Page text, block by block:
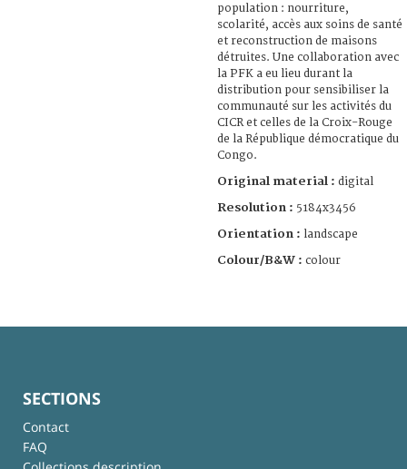
population : nourriture,
scolarité, accès aux soins de santé
et reconstruction de maisons
détruites. Une collaboration avec
la PFK a eu lieu durant la
distribution pour sensibiliser la
communauté sur les activités du
CICR et celles de la Croix-Rouge
de la République démocratique du
Congo.
Original material : digital
Resolution : 5184x3456
Orientation : landscape
Colour/B&W : colour
SECTIONS
Contact
FAQ